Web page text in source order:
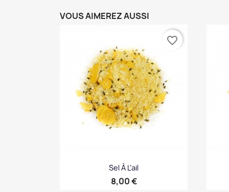
VOUS AIMEREZ AUSSI
Sel À L’ail
Prix
8,00 €
favorite_border